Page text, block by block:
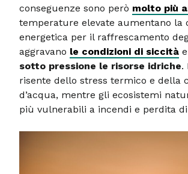
conseguenze sono però molto più
temperature elevate aumentano la
energetica per il raffrescamento
aggravano le condizioni di siccità
sotto pressione le risorse idriche.
risente dello stress termico e della
d’acqua, mentre gli ecosistemi
più vulnerabili a incendi e perdita